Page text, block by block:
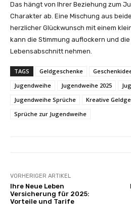
Das hängt von Ihrer Beziehung zum
Charakter ab. Eine Mischung aus
herzlicher Glückwunsch mit einem
kann die Stimmung auflockern und
Lebensabschnitt nehmen.
TAGS Geldgeschenke
Jugendweihe
Jugendweihe 2025
Jugendweihe Sprüche
Kreative
Sprüche zur Jugendweihe
VORHERIGER ARTIKEL
Ihre Neue Leben
Versicherung für 2025:
Vorteile und Tarife